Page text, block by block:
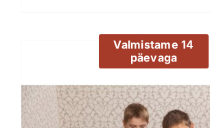
Valmistame 14
päevaga